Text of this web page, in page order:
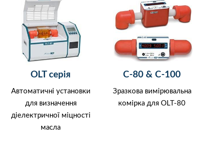
OLT серія
Автоматичні установки
для визначення
діелектричної міцності
масла
C-80 & C-100
Зразкова вимірювальна
комірка для OLT-80